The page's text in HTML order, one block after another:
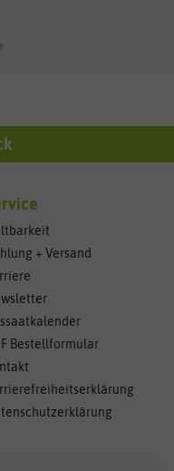
+ Versand
Bestellformular